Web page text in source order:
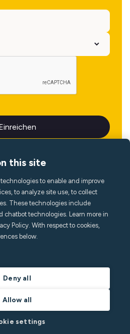
Sprache
this site
to enable and improve
to analyze site use, to collect
These technologies include
chatbot technologies. Learn more in
Policy. With respect to cookies,
below.
Deny all
Allow all
settings